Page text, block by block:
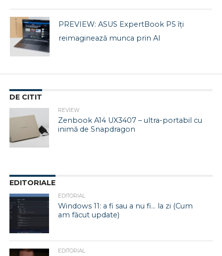
PREVIEW: ASUS ExpertBook P5 îți
reimaginează munca prin AI
DE CITIT
REVIEW
Zenbook A14 UX3407 – ultra-portabil cu
inimă de Snapdragon
EDITORIALE
EDITORIAL
Windows 11: a fi sau a nu fi… la zi (Cum
am făcut update)
EDITORIAL